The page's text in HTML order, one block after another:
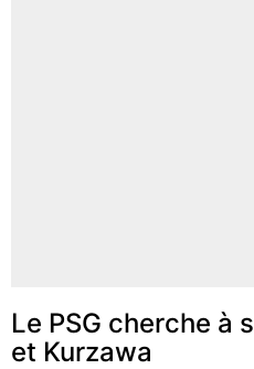
Le PSG cherche à
et Kurzawa